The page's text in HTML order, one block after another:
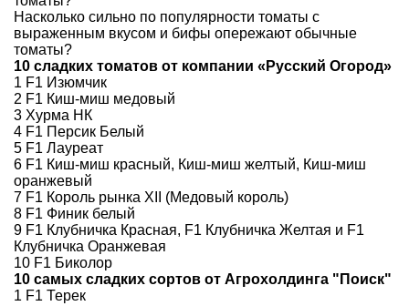
Насколько сильно по популярности томаты с
выраженным вкусом и бифы опережают обычные
томаты?
10 сладких томатов от компании «Русский Огород»
1 F1 Изюмчик
2 F1 Киш-миш медовый
3 Хурма НК
4 F1 Персик Белый
5 F1 Лауреат
6 F1 Киш-миш красный, Киш-миш желтый, Киш-миш
оранжевый
7 F1 Король рынка XII (Медовый король)
8 F1 Финик белый
9 F1 Клубничка Красная, F1 Клубничка Желтая и F1
Клубничка Оранжевая
10 F1 Биколор
10 самых сладких сортов от Агрохолдинга "Поиск"
1 F1 Терек